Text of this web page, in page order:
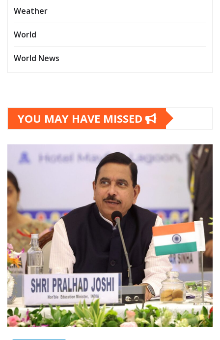
Weather
World
World News
YOU MAY HAVE MISSED